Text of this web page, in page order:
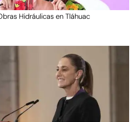
Hidráulicas en Tláhuac